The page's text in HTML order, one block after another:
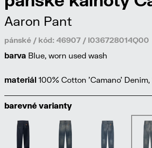
Aaron Pant
pánské / kód: 46907 / I036728014Q00
barva Blue, worn used wash
materiál 100% Cotton 'Camano' Denim,
barevné varianty